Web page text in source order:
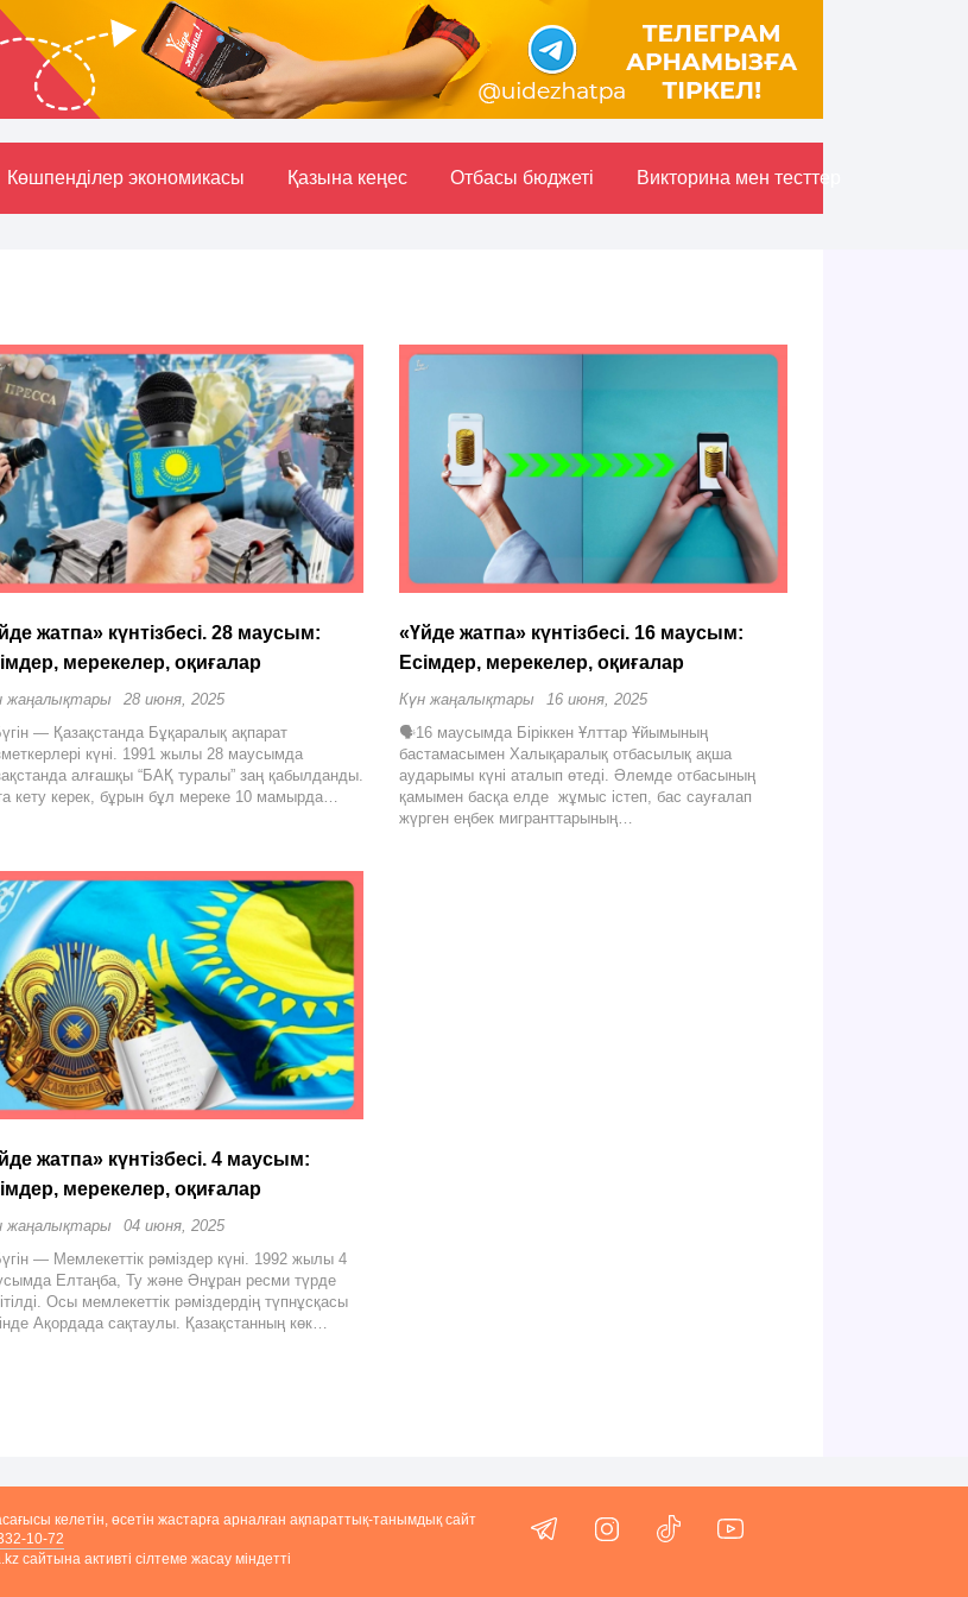
Көшпенділер экономикасы Қазына кеңес Отбасы бюджетi Викторина мен тесттер
жатпа» күнтізбесі. 28 маусым:
мерекелер, оқиғалар
жаңалықтары
28 июня, 2025
— Қазақстанда Бұқаралық ақпарат
күні. 1991 жылы 28 маусымда
алғашқы “БАҚ туралы” заң қабылданды.
кету керек, бұрын бұл мереке 10 мамырда…
«Үйде жатпа» күнтізбесі. 16 маусым:
Есімдер, мерекелер, оқиғалар
Күн жаңалықтары
16 июня, 2025
🗣16 маусымда Біріккен Ұлттар Ұйымының
бастамасымен Халықаралық отбасылық ақша
аударымы күні аталып өтеді. Әлемде отбасының
қамымен басқа елде жұмыс істеп, бас сауғалап
жүрген еңбек мигранттарының…
жатпа» күнтізбесі. 4 маусым:
мерекелер, оқиғалар
жаңалықтары
04 июня, 2025
— Мемлекеттік рәміздер күні. 1992 жылы 4
Елтаңба, Ту және Әнұран ресми түрде
Осы мемлекеттік рәміздердің түпнұсқасы
Ақордада сақтаулы. Қазақстанның көк…
келетін, өсетін жастарға арналған ақпараттық-танымдық сайт
10-72
сайтына активті сілтеме жасау міндетті